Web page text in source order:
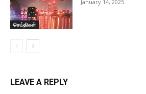
செய்திகள்
January 14, 2025
LEAVE A REPLY